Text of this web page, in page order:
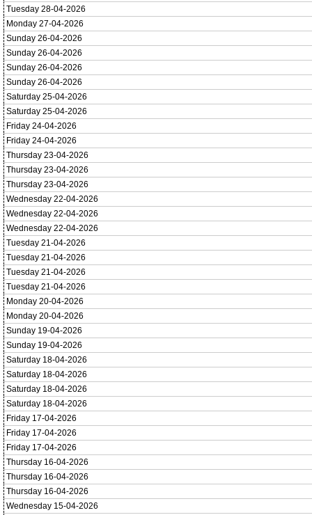
Tuesday 28-04-2026
Monday 27-04-2026
Sunday 26-04-2026
Sunday 26-04-2026
Sunday 26-04-2026
Sunday 26-04-2026
Saturday 25-04-2026
Saturday 25-04-2026
Friday 24-04-2026
Friday 24-04-2026
Thursday 23-04-2026
Thursday 23-04-2026
Thursday 23-04-2026
Wednesday 22-04-2026
Wednesday 22-04-2026
Wednesday 22-04-2026
Tuesday 21-04-2026
Tuesday 21-04-2026
Tuesday 21-04-2026
Tuesday 21-04-2026
Monday 20-04-2026
Monday 20-04-2026
Sunday 19-04-2026
Sunday 19-04-2026
Saturday 18-04-2026
Saturday 18-04-2026
Saturday 18-04-2026
Saturday 18-04-2026
Friday 17-04-2026
Friday 17-04-2026
Friday 17-04-2026
Thursday 16-04-2026
Thursday 16-04-2026
Thursday 16-04-2026
Wednesday 15-04-2026